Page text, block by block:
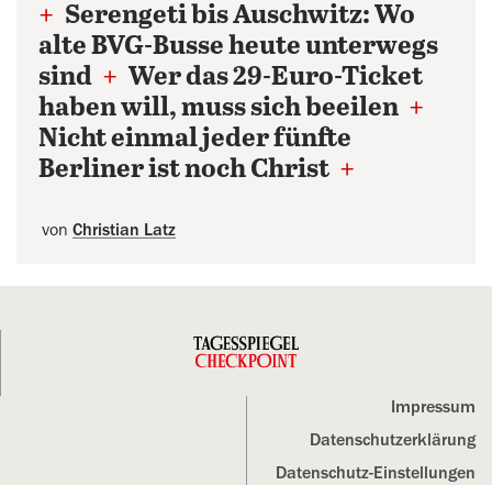
+ Serengeti bis Auschwitz: Wo
alte BVG-Busse heute unterwegs
sind + Wer das 29-Euro-Ticket
haben will, muss sich beeilen +
Nicht einmal jeder fünfte
Berliner ist noch Christ +
von Christian Latz
Impressum
Datenschutz­erklärung
Datenschutz-Einstellungen